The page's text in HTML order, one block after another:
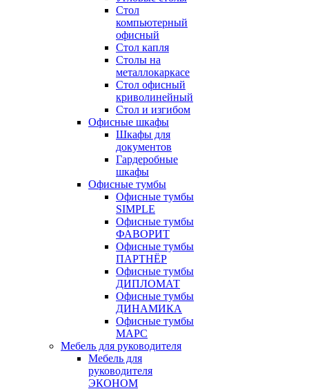
Стол
компьютерный
офисный
Стол капля
Столы на
металлокаркасе
Стол офисный
криволинейный
Стол и изгибом
Офисные шкафы
Шкафы для
документов
Гардеробные
шкафы
Офисные тумбы
Офисные тумбы
SIMPLE
Офисные тумбы
ФАВОРИТ
Офисные тумбы
ПАРТНЁР
Офисные тумбы
ДИПЛОМАТ
Офисные тумбы
ДИНАМИКА
Офисные тумбы
МАРС
Мебель для руководителя
Мебель для
руководителя
ЭКОНОМ